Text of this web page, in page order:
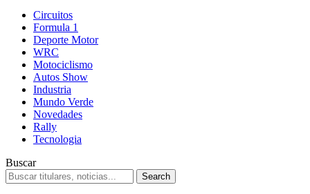
Circuitos
Formula 1
Deporte Motor
WRC
Motociclismo
Autos Show
Industria
Mundo Verde
Novedades
Rally
Tecnologia
Buscar